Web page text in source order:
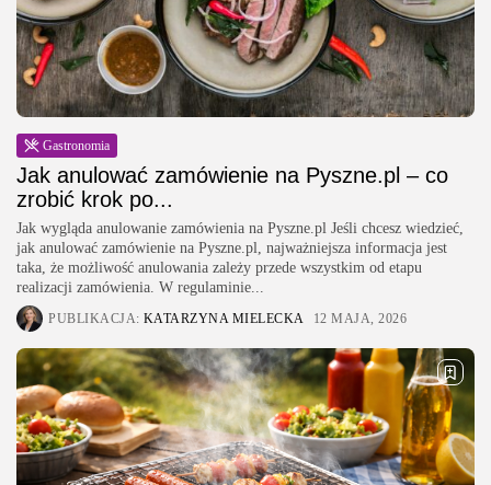
Gastronomia
Jak anulować zamówienie na Pyszne.pl – co
zrobić krok po...
Jak wygląda anulowanie zamówienia na Pyszne.pl Jeśli chcesz wiedzieć,
jak anulować zamówienie na Pyszne.pl, najważniejsza informacja jest
taka, że możliwość anulowania zależy przede wszystkim od etapu
realizacji zamówienia. W regulaminie...
PUBLIKACJA: KATARZYNA MIELECKA 12 MAJA, 2026